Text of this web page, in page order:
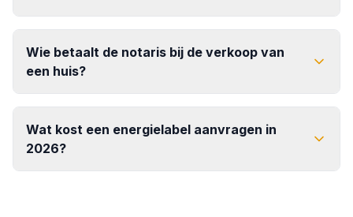
Wie betaalt de notaris bij de verkoop van
een huis?
Wat kost een energielabel aanvragen in
2026?